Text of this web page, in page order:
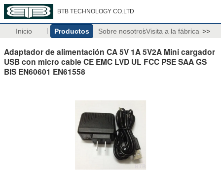
BTB TECHNOLOGY CO.LTD
Inicio Productos Sobre nosotrosVisita a la fábrica >>
Adaptador de alimentación CA 5V 1A 5V2A Mini cargador
USB con micro cable CE EMC LVD UL FCC PSE SAA GS
BIS EN60601 EN61558